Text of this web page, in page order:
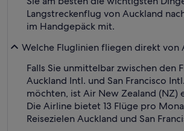
Langstreckenflug von Auckland
im Handgepäck mit.
Welche Fluglinien fliegen direkt von
Falls Sie unmittelbar zwischen den
Auckland Intl. und San Francisco
möchten, ist Air New Zealand (NZ)
Die Airline bietet 13 Flüge pro
Reisezielen Auckland und San